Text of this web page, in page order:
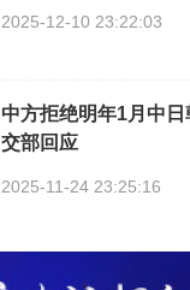
2025-12-10 23:22:03
中方拒绝明年1月中
交部回应
2025-11-24 23:25:16